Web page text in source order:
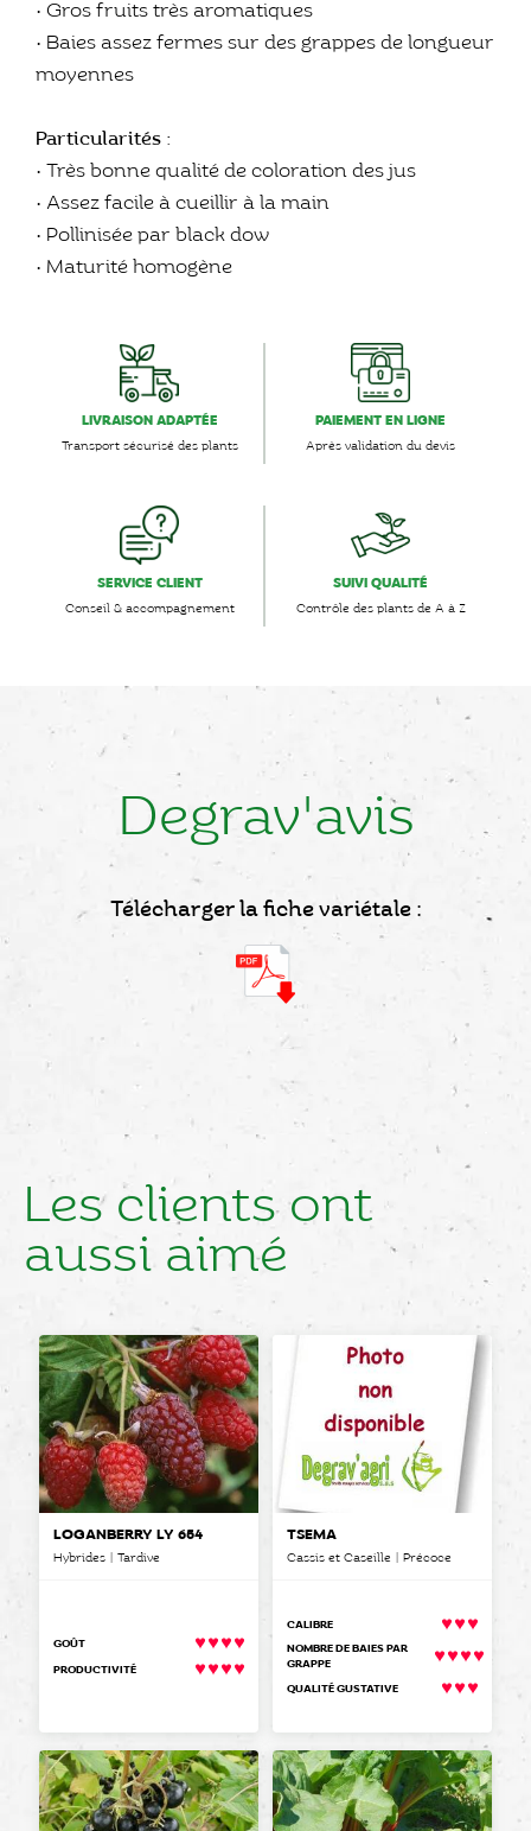
• Gros fruits très aromatiques
• Baies assez fermes sur des grappes de longueur
moyennes
Particularités :
• Très bonne qualité de coloration des jus
• Assez facile à cueillir à la main
• Pollinisée par black dow
• Maturité homogène
LIVRAISON ADAPTÉE
Transport sécurisé des plants
PAIEMENT EN LIGNE
Après validation du devis
SERVICE CLIENT
Conseil & accompagnement
SUIVI QUALITÉ
Contrôle des plants de A à Z
Degrav'avis
Télécharger la fiche variétale :
Les clients ont
aussi aimé
LOGANBERRY LY 654
Hybrides | Tardive
GOÛT
PRODUCTIVITÉ
TSÉMA
Cassis et Caseille | Précoce
CALIBRE
NOMBRE DE BAIES PAR
GRAPPE
QUALITÉ GUSTATIVE